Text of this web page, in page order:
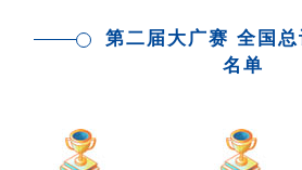
第二届大广赛 全国总
名单